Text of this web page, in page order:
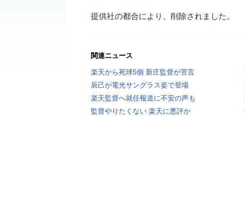
提供社の都合により、削除されました。
関連ニュース
楽天から死球5個 新庄監督が苦言
辰己が電光サングラス姿で登場
楽天監督へ就任報道に不安の声も
監督やりたくない 楽天に悪評か